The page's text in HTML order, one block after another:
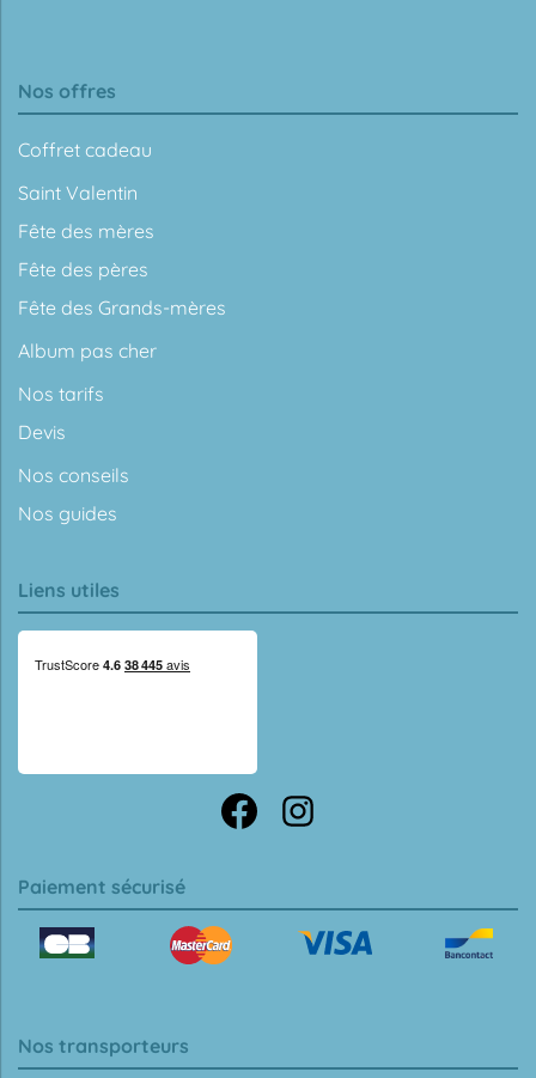
Nos offres
Coffret cadeau
Saint Valentin
Fête des mères
Fête des pères
Fête des Grands-mères
Album pas cher
Nos tarifs
Devis
Nos conseils
Nos guides
Liens utiles
Paiement sécurisé
Nos transporteurs